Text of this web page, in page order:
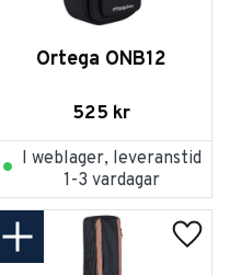
Ortega ONB12
525 kr
I weblager, leveranstid
1-3 vardagar
i favoriter